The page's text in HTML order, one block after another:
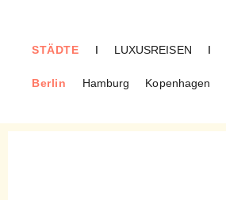
STÄDTE
Berlin Hamburg Kopenhagen
I LUXUSREISEN I